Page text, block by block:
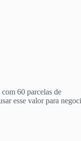
60 parcelas de
esse valor para